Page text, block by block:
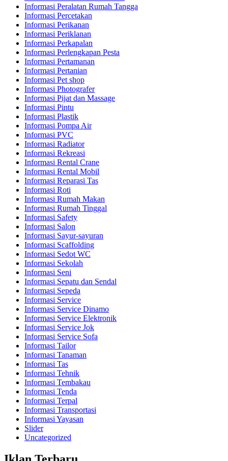
Informasi Peralatan Rumah Tangga
Informasi Percetakan
Informasi Perikanan
Informasi Periklanan
Informasi Perkapalan
Informasi Perlengkapan Pesta
Informasi Pertamanan
Informasi Pertanian
Informasi Pet shop
Informasi Photografer
Informasi Pijat dan Massage
Informasi Pintu
Informasi Plastik
Informasi Pompa Air
Informasi PVC
Informasi Radiator
Informasi Rekreasi
Informasi Rental Crane
Informasi Rental Mobil
Informasi Reparasi Tas
Informasi Roti
Informasi Rumah Makan
Informasi Rumah Tinggal
Informasi Safety
Informasi Salon
Informasi Sayur-sayuran
Informasi Scaffolding
Informasi Sedot WC
Informasi Sekolah
Informasi Seni
Informasi Sepatu dan Sendal
Informasi Sepeda
Informasi Service
Informasi Service Dinamo
Informasi Service Elektronik
Informasi Service Jok
Informasi Service Sofa
Informasi Tailor
Informasi Tanaman
Informasi Tas
Informasi Tehnik
Informasi Tembakau
Informasi Tenda
Informasi Terpal
Informasi Transportasi
Informasi Yayasan
Slider
Uncategorized